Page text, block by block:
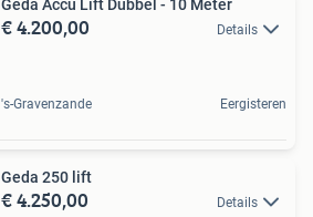
Geda Accu Lift Dubbel - 10 Meter
€ 4.200,00 Details
's-Gravenzande Eergisteren
Geda 250 lift
€ 4.250,00 Details